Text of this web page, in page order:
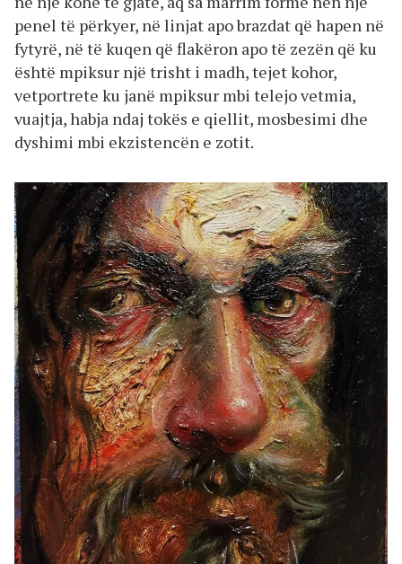
penel të përkyer, në linjat apo brazdat që hapen në
fytyrë, në të kuqen që flakëron apo të zezën që ku
është mpiksur një trisht i madh, tejet kohor,
vetportrete ku janë mpiksur mbi telejo vetmia,
vuajtja, habja ndaj tokës e qiellit, mosbesimi dhe
dyshimi mbi ekzistencën e zotit.